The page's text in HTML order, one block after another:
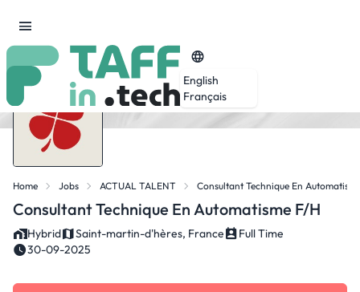
English
Français
Home Jobs ACTUAL TALENT Consultant Technique En
Consultant Technique En Automatisme F/H
Hybrid Saint-martin-d'hères, France
Full Time
30-09-2025